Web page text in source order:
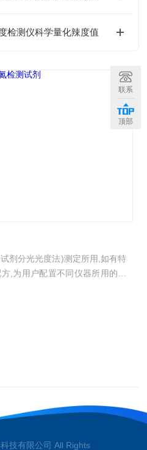
检测仪科学量化辣度值
剂分光光度法)测定所用,如有特
,为用户配置不同仪器所用的试
技有限公司 All Rights
联系
顶部